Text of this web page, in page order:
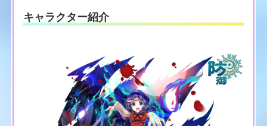
キャラクター紹介